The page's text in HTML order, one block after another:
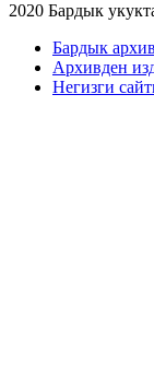
2020 Бардык
Бардык
Архивден
Негизги